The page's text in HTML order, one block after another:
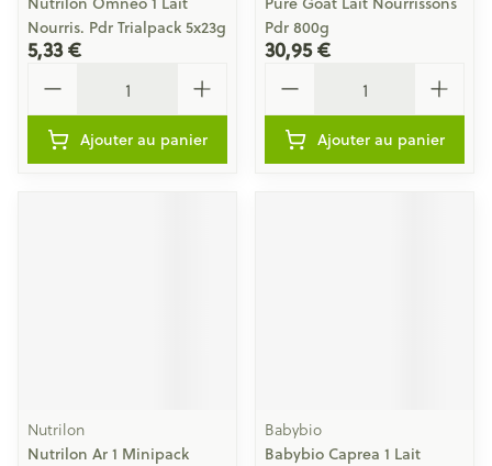
Nourris. Pdr Trialpack 5x23g
5,33 €
Ajouter au panier
Pdr 800g
30,95 €
Ajouter au panier
Nutrilon
Nutrilon Ar 1 Minipack
Babybio
Babybio Caprea 1 Lait